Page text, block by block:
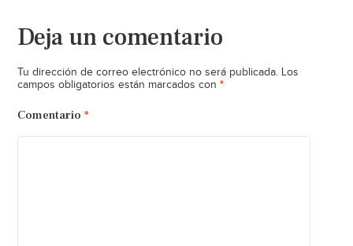
Deja un comentario
Tu dirección de correo electrónico no será publicada. Los
campos obligatorios están marcados con *
Comentario *